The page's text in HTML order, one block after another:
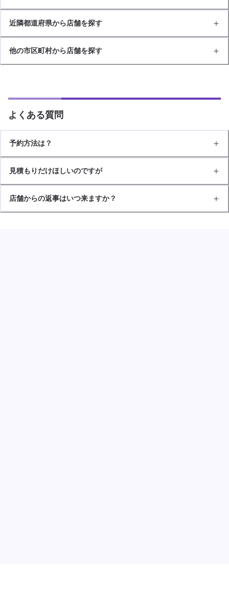
近隣都道府県から店舗を探す
他の市区町村から店舗を探す
よくある質問
予約方法は？
見積もりだけほしいのですが
店舗からの返事はいつ来ますか？